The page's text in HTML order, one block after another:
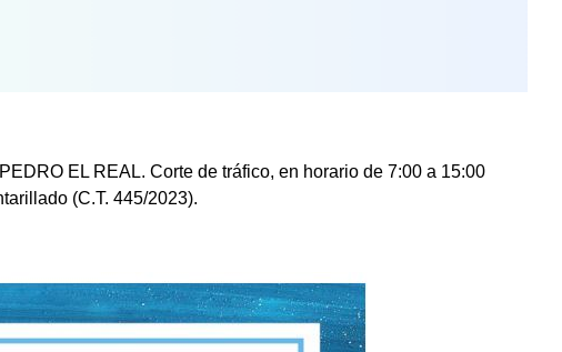
EL REAL. Corte de tráfico, en horario de 7:00 a 15:00
(C.T. 445/2023).